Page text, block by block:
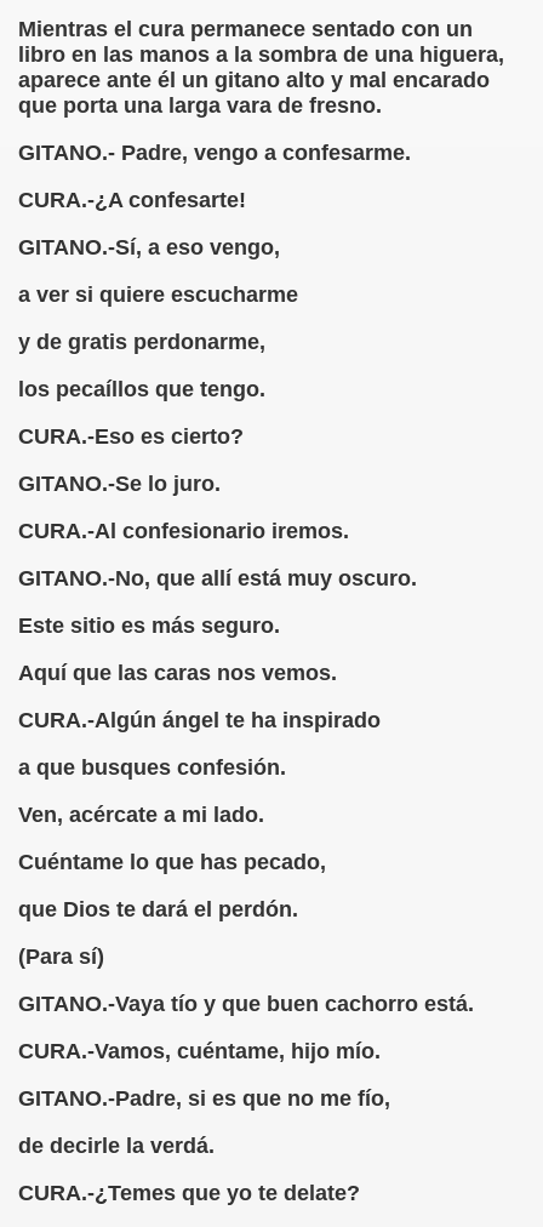
Mientras el cura permanece sentado con un
libro en las manos a la sombra de una higuera,
aparece ante él un gitano alto y mal encarado
que porta una larga vara de fresno.
GITANO.- Padre, vengo a confesarme.
CURA.-¿A confesarte!
GITANO.-Sí, a eso vengo,
a ver si quiere escucharme
y de gratis perdonarme,
los pecaíllos que tengo.
CURA.-Eso es cierto?
GITANO.-Se lo juro.
CURA.-Al confesionario iremos.
GITANO.-No, que allí está muy oscuro.
Este sitio es más seguro.
Aquí que las caras nos vemos.
CURA.-Algún ángel te ha inspirado
a que busques confesión.
Ven, acércate a mi lado.
Cuéntame lo que has pecado,
que Dios te dará el perdón.
(Para sí)
GITANO.-Vaya tío y que buen cachorro está.
CURA.-Vamos, cuéntame, hijo mío.
GITANO.-Padre, si es que no me fío,
de decirle la verdá.
CURA.-¿Temes que yo te delate?
Boccaccio, El Decamerón)
XVII, Anónimo)
de Favara (Josep Bernat i Baldoví, en valencià)
y Viceversa
Lesbianismo
Inquisitoriales, 1599-1712)
(Alfred de Musset)
de Puerto Rico (Anónimo)
de las Adivinanzas
Culo (Francisco de Quevedo)
fragmento (Abate de Voisenon)
de la Bretonne)
Mendoza)